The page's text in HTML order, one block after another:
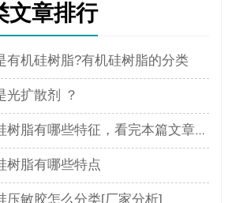
文章排行
有机硅树脂?有机硅树脂的分类
光扩散剂 ？
脂有哪些特征，看完本篇文章就了解
树脂有哪些特点
压敏胶怎么分类[厂家分析]